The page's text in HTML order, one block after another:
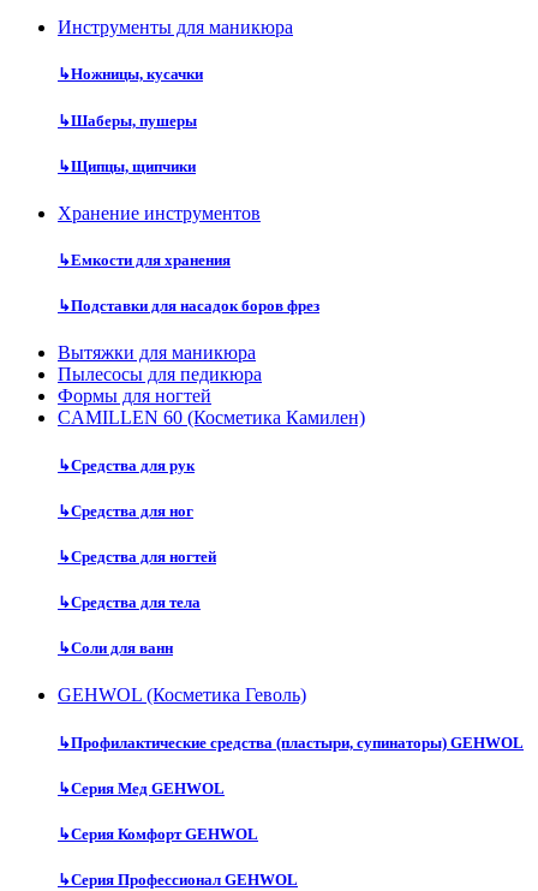
Инструменты для маникюра
↳Ножницы, кусачки
↳Шаберы, пушеры
↳Щипцы, щипчики
Хранение инструментов
↳Емкости для хранения
↳Подставки для насадок боров фрез
Вытяжки для маникюра
Пылесосы для педикюра
Формы для ногтей
CAMILLEN 60 (Косметика Камилен)
↳Средства для рук
↳Средства для ног
↳Средства для ногтей
↳Средства для тела
↳Соли для ванн
GEHWOL (Косметика Геволь)
↳Профилактические средства (пластыри, супинаторы) GEHWOL
↳Серия Мед GEHWOL
↳Серия Комфорт GEHWOL
↳Серия Профессионал GEHWOL